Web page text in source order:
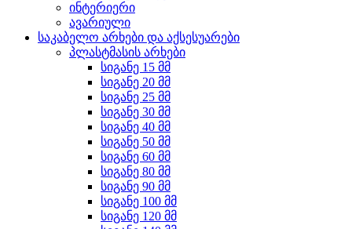
ინტერიერი
ავარიული
საკაბელო არხები და აქსესუარები
პლასტმასის არხები
სიგანე 15 მმ
სიგანე 20 მმ
სიგანე 25 მმ
სიგანე 30 მმ
სიგანე 40 მმ
სიგანე 50 მმ
სიგანე 60 მმ
სიგანე 80 მმ
სიგანე 90 მმ
სიგანე 100 მმ
სიგანე 120 მმ